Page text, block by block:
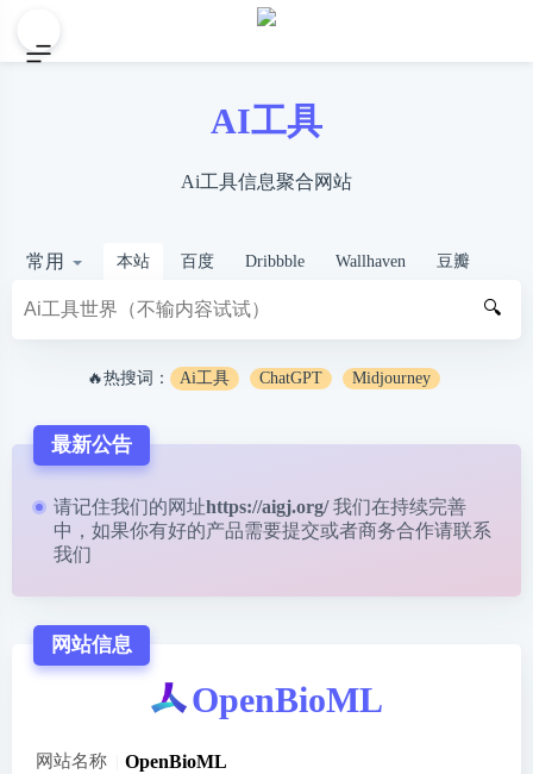
AI工具
Ai工具信息聚合网站
常用 本站 百度 Dribbble Wallhaven 豆瓣
🔍
🔥热搜词： Ai工具 ChatGPT Midjourney
最新公告
请记住我们的网址https://aigj.org/ 我们在持续完善
中，如果你有好的产品需要提交或者商务合作请联系
我们
网站信息
OpenBioML
网站名称 OpenBioML